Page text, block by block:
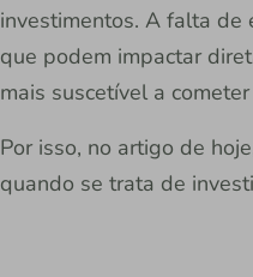
investimentos. A falta de
que podem impactar
mais suscetível a
Por isso, no artigo de
quando se trata de